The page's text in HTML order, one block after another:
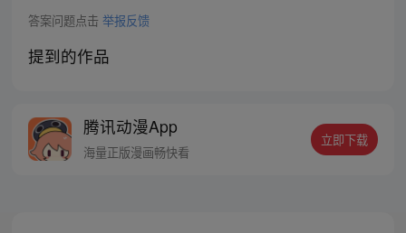
答案问题点击 举报反馈
提到的作品
腾讯动漫App
海量正版漫画畅快看
立即下载